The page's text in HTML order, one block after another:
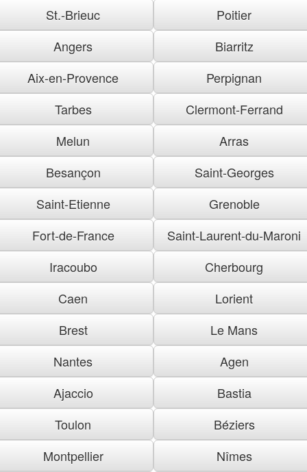
St.-Brieuc
Poitier
Angers
Biarritz
Aix-en-Provence
Perpignan
Tarbes
Clermont-Ferrand
Melun
Arras
Besançon
Saint-Georges
Saint-Etienne
Grenoble
Fort-de-France
Saint-Laurent-du-Maroni
Iracoubo
Cherbourg
Caen
Lorient
Brest
Le Mans
Nantes
Agen
Ajaccio
Bastia
Toulon
Béziers
Montpellier
Nîmes